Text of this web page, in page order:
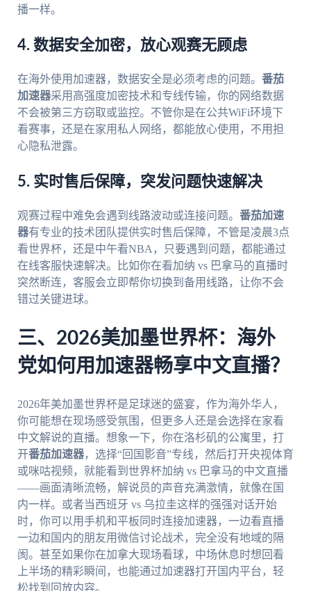
播一样。
4. 数据安全加密，放心观赛无顾虑
在海外使用加速器，数据安全是必须考虑的问题。 番茄
加速器采用高强度加密技术和专线传输，你的网络数据
不会被第三方窃取或监控。不管你是在公共WiFi环境下
看赛事，还是在家用私人网络，都能放心使用，不用担
心隐私泄露。
5. 实时售后保障，突发问题快速解决
观赛过程中难免会遇到线路波动或连接问题。 番茄加速
器有专业的技术团队提供实时售后保障，不管是凌晨3点
看世界杯，还是中午看NBA，只要遇到问题，都能通过
在线客服快速解决。比如你在看加纳 vs 巴拿马的直播时
突然断连，客服会立即帮你切换到备用线路，让你不会
错过关键进球。
三、2026美加墨世界杯：海外
党如何用加速器畅享中文直播？
2026年美加墨世界杯是足球迷的盛宴，作为海外华人，
你可能想在现场感受氛围，但更多人还是会选择在家看
中文解说的直播。想象一下，你在洛杉矶的公寓里，打
开番茄加速器，选择“回国影音”专线，然后打开央视体育
或咪咕视频，就能看到世界杯加纳 vs 巴拿马的中文直播
——画面清晰流畅，解说员的声音充满激情，就像在国
内一样。或者当西班牙 vs 乌拉圭这样的强强对话开始
时，你可以用手机和平板同时连接加速器，一边看直播
一边和国内的朋友用微信讨论战术，完全没有地域的隔
阂。甚至如果你在加拿大现场看球，中场休息时想回看
上半场的精彩瞬间，也能通过加速器打开国内平台，轻
松找到回放内容。